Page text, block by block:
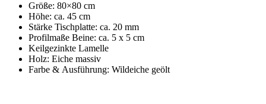
Größe: 80×80 cm
Höhe: ca. 45 cm
Stärke Tischplatte: ca. 20 mm
Profilmaße Beine: ca. 5 x 5 cm
Keilgezinkte Lamelle
Holz: Eiche massiv
Farbe & Ausführung: Wildeiche geölt